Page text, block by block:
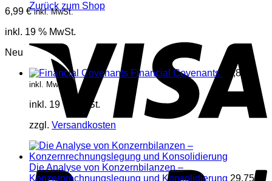
Zurück zum Shop
6,99 € inkl. MwSt.
inkl. 19 % MwSt.
Neu
Financial Covenants
17,85
inkl. MwSt.
inkl. 19 % MwSt.
zzgl. Versandkosten
Die Analyse von Konzernbilanzen –
Konzernrechnungslegung und Konsolidierung 29,75